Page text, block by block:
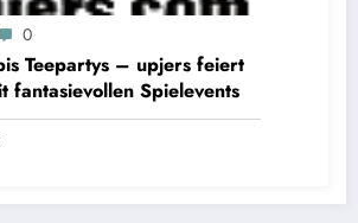
0
Teepartys – upjers feiert
fantasievollen Spielevents